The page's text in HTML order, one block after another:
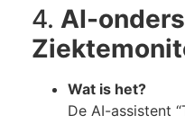
4. AI-
Wat is het?
De AI-assistent